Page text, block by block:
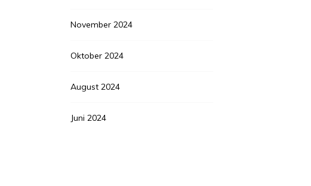
November 2024
Oktober 2024
August 2024
Juni 2024